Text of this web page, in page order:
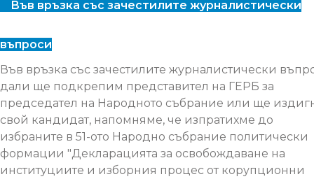
Във връзка със зачестилите журналистически
въпроси
Във връзка със зачестилите журналистически
дали ще подкрепим представител на ГЕРБ за
председател на Народното събрание или ще
свой кандидат, напомняме, че изпратихме до
избраните в 51-ото Народно събрание политически
формации "Декларацията за освобождаване на
институциите и изборния процес от корупционни